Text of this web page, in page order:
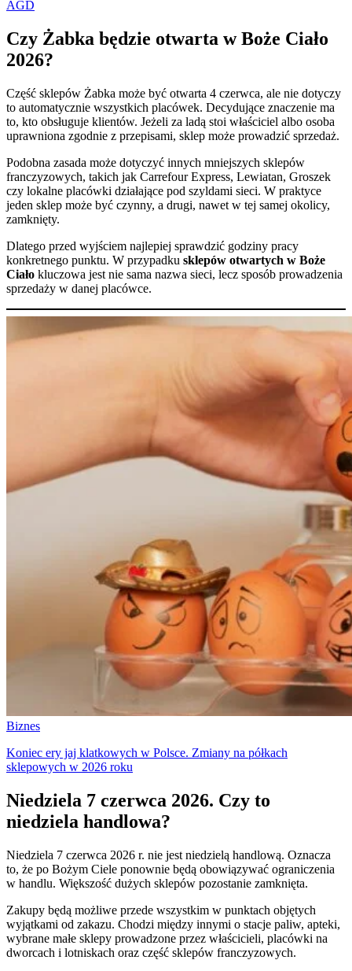
AGD
Czy Żabka będzie otwarta w Boże Ciało
2026?
Część sklepów Żabka może być otwarta 4 czerwca, ale nie dotyczy
to automatycznie wszystkich placówek. Decydujące znaczenie ma
to, kto obsługuje klientów. Jeżeli za ladą stoi właściciel albo osoba
uprawniona zgodnie z przepisami, sklep może prowadzić sprzedaż.
Podobna zasada może dotyczyć innych mniejszych sklepów
franczyzowych, takich jak Carrefour Express, Lewiatan, Groszek
czy lokalne placówki działające pod szyldami sieci. W praktyce
jeden sklep może być czynny, a drugi, nawet w tej samej okolicy,
zamknięty.
Dlatego przed wyjściem najlepiej sprawdzić godziny pracy
konkretnego punktu. W przypadku sklepów otwartych w Boże
Ciało kluczowa jest nie sama nazwa sieci, lecz sposób prowadzenia
sprzedaży w danej placówce.
Biznes
Koniec ery jaj klatkowych w Polsce. Zmiany na półkach
sklepowych w 2026 roku
Niedziela 7 czerwca 2026. Czy to
niedziela handlowa?
Niedziela 7 czerwca 2026 r. nie jest niedzielą handlową. Oznacza
to, że po Bożym Ciele ponownie będą obowiązywać ograniczenia
w handlu. Większość dużych sklepów pozostanie zamknięta.
Zakupy będą możliwe przede wszystkim w punktach objętych
wyjątkami od zakazu. Chodzi między innymi o stacje paliw, apteki,
wybrane małe sklepy prowadzone przez właścicieli, placówki na
dworcach i lotniskach oraz część sklepów franczyzowych.